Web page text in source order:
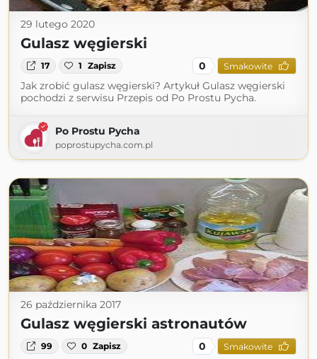
29 lutego 2020
Gulasz węgierski
17 1 Zapisz 0 Smakowite
Jak zrobić gulasz węgierski? Artykuł Gulasz węgierski
pochodzi z serwisu Przepis od Po Prostu Pycha.
Po Prostu Pycha
poprostupycha.com.pl
26 października 2017
Gulasz węgierski astronautów
99 0 Zapisz 0 Smakowite